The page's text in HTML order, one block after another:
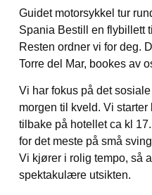
Guidet motorsykkel tur
Spania Bestill en flybillett
Resten ordner vi for deg.
Torre del Mar, bookes av
Vi har fokus på det
morgen til kveld. Vi
tilbake på hotellet ca kl
for det meste på små
Vi kjører i rolig tempo, så
spektakulære utsikten.